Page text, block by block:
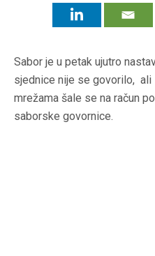
Sabor je u petak ujutro
sjednice nije se govorilo, ali
mrežama šale se na račun
saborske govornice.